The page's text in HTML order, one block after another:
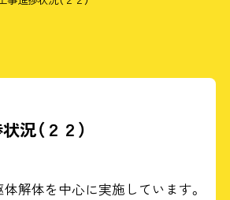
況（２２）
体解体を中心に実施しています。